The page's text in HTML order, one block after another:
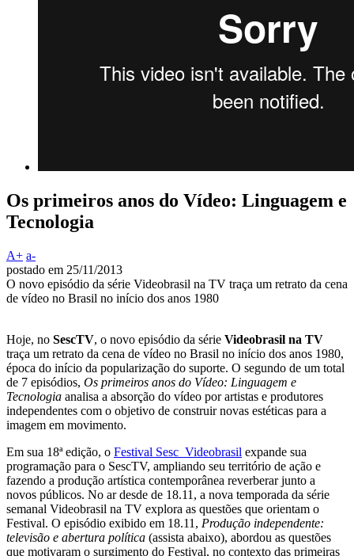
Os primeiros anos do Vídeo: Linguagem e
Tecnologia
A+ a-
postado em 25/11/2013
O novo episódio da série Videobrasil na TV traça um retrato da cena
de vídeo no Brasil no início dos anos 1980
Hoje, no SescTV, o novo episódio da série Videobrasil na TV
traça um retrato da cena de vídeo no Brasil no início dos anos 1980,
época do início da popularização do suporte. O segundo de um total
de 7 episódios, Os primeiros anos do Vídeo: Linguagem e
Tecnologia analisa a absorção do vídeo por artistas e produtores
independentes com o objetivo de construir novas estéticas para a
imagem em movimento.
Em sua 18ª edição, o Festival Sesc_Videobrasil expande sua
programação para o SescTV, ampliando seu território de ação e
fazendo a produção artística contemporânea reverberar junto a
novos públicos. No ar desde de 18.11, a nova temporada da série
semanal Videobrasil na TV explora as questões que orientam o
Festival. O episódio exibido em 18.11, Produção independente:
televisão e abertura política (assista abaixo), abordou as questões
que motivaram o surgimento do Festival, no contexto das primeiras